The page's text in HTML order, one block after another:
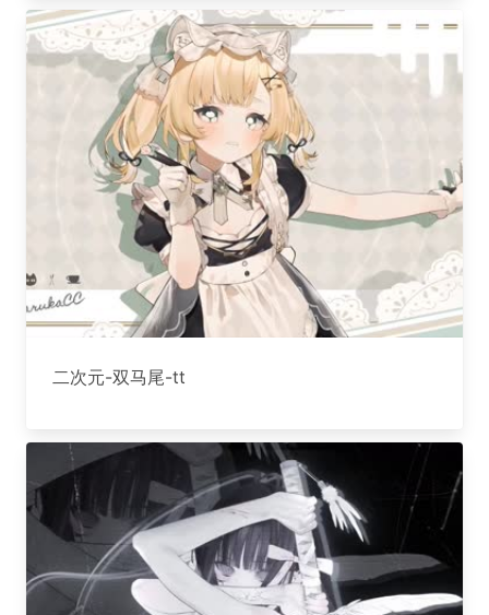
二次元-双马尾-tt